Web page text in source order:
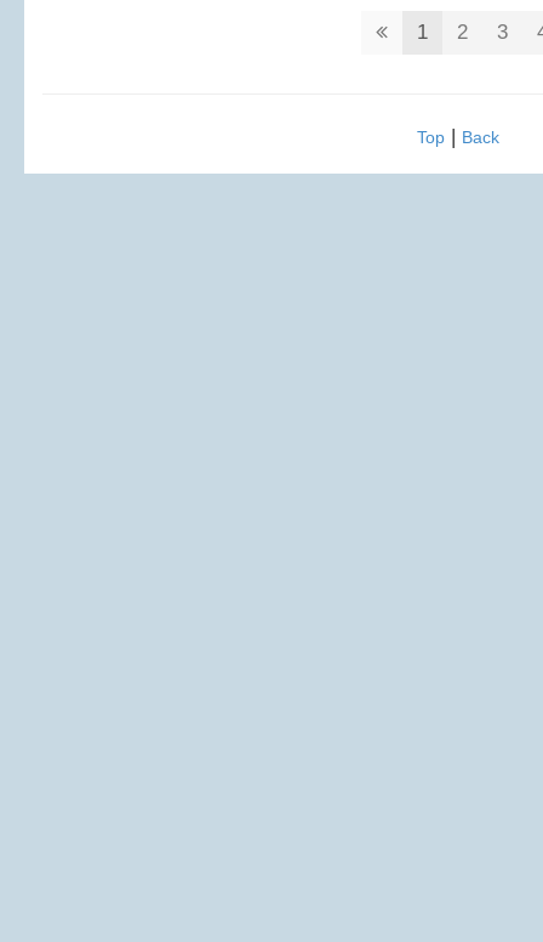
1 2 3
Top| Back